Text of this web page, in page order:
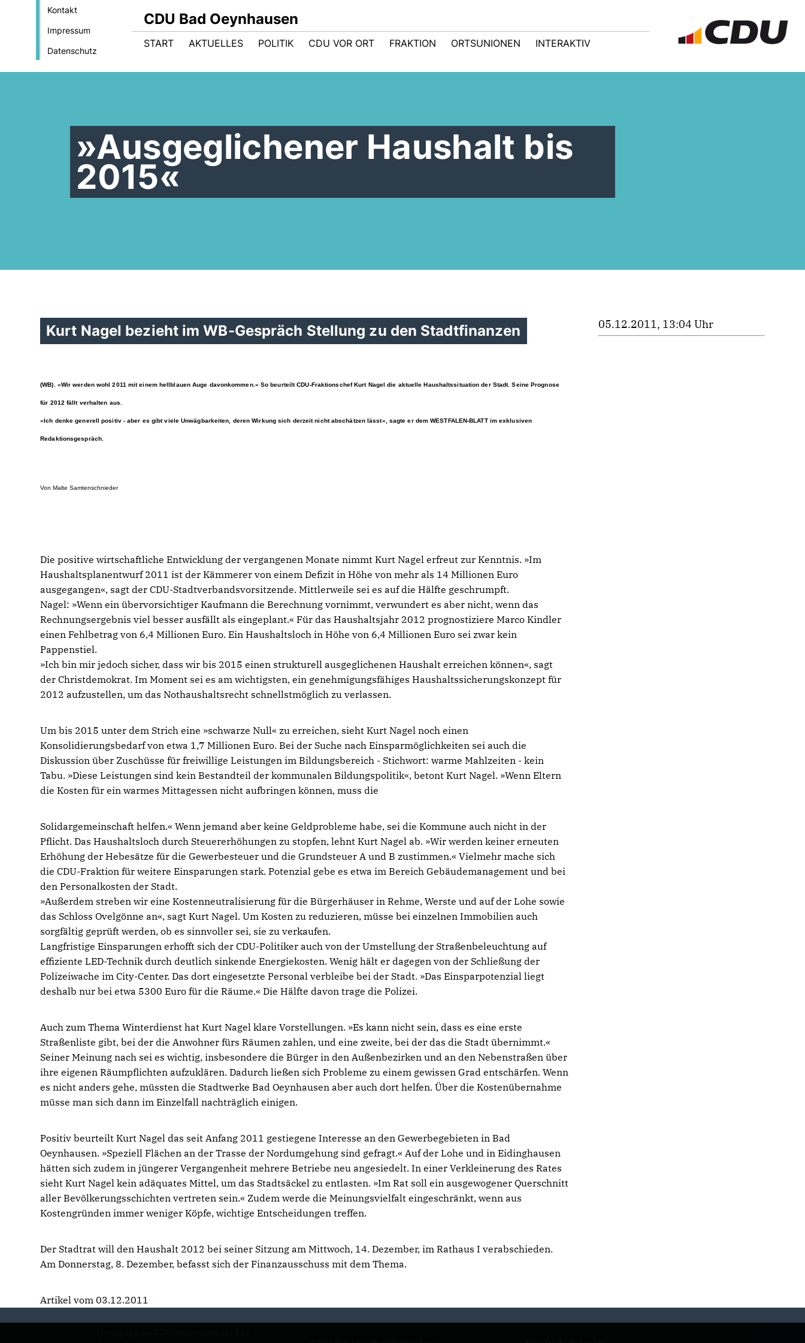
Kontakt
Impressum
Datenschutz
CDU Bad Oeynhausen
START AKTUELLES POLITIK CDU VOR ORT FRAKTION ORTSUNIONEN INTERAKTIV
»Ausgeglichener Haushalt bis
2015«
Kurt Nagel bezieht im WB-Gespräch Stellung zu den Stadtfinanzen
(WB). »Wir werden wohl 2011 mit einem hellblauen Auge davonkommen.« So beurteiltCDU-Fraktionschef Kurt Nagel die aktuelle Haushaltssituation der Stadt. Seine Prognose
für 2012 fällt verhalten aus.
»Ich denke generell positiv - aber es gibt viele Unwägbarkeiten, deren Wirkung sich derzeit nicht abschätzen lässt«, sagte er dem WESTFALEN-BLATT im exklusiven
Redaktionsgespräch.
Von Malte Samtenschnieder
Die positive wirtschaftliche Entwicklung der vergangenen Monate nimmt Kurt Nagel erfreut zur Kenntnis. »Im
Haushaltsplanentwurf 2011 ist der Kämmerer von einem Defizit in Höhe von mehr als 14 Millionen Euro
ausgegangen«, sagt der CDU-Stadtverbandsvorsitzende. Mittlerweile sei es auf die Hälfte geschrumpft.
Nagel: »Wenn ein übervorsichtiger Kaufmann die Berechnung vornimmt, verwundert es aber nicht, wenn das
Rechnungsergebnis viel besser ausfällt als eingeplant.« Für das Haushaltsjahr 2012 prognostiziere Marco Kindler
einen Fehlbetrag von 6,4 Millionen Euro. Ein Haushaltsloch in Höhe von 6,4 Millionen Euro sei zwar kein
Pappenstiel.
»Ich bin mir jedoch sicher, dass wir bis 2015 einen strukturell ausgeglichenen Haushalt erreichen können«, sagt
der Christdemokrat. Im Moment sei es am wichtigsten, ein genehmigungsfähiges Haushaltssicherungskonzept für
2012 aufzustellen, um das Nothaushaltsrecht schnellstmöglich zu verlassen.
Um bis 2015 unter dem Strich eine »schwarze Null« zu erreichen, sieht Kurt Nagel noch einen
Konsolidierungsbedarf von etwa 1,7 Millionen Euro. Bei der Suche nach Einsparmöglichkeiten sei auch die
Diskussion über Zuschüsse für freiwillige Leistungen im Bildungsbereich - Stichwort: warme Mahlzeiten - kein
Tabu. »Diese Leistungen sind kein Bestandteil der kommunalen Bildungspolitik«, betont Kurt Nagel. »Wenn Eltern
die Kosten für ein warmes Mittagessen nicht aufbringen können, muss die
Solidargemeinschaft helfen.« Wenn jemand aber keine Geldprobleme habe, sei die Kommune auch nicht in der
Pflicht. Das Haushaltsloch durch Steuererhöhungen zu stopfen, lehnt Kurt Nagel ab. »Wir werden keiner erneuten
Erhöhung der Hebesätze für die Gewerbesteuer und die Grundsteuer A und B zustimmen.« Vielmehr mache sich
die CDU-Fraktion für weitere Einsparungen stark. Potenzial gebe es etwa im Bereich Gebäudemanagement und bei
den Personalkosten der Stadt.
»Außerdem streben wir eine Kostenneutralisierung für die Bürgerhäuser in Rehme, Werste und auf der Lohe sowie
das Schloss Ovelgönne an«, sagt Kurt Nagel. Um Kosten zu reduzieren, müsse bei einzelnen Immobilien auch
sorgfältig geprüft werden, ob es sinnvoller sei, sie zu verkaufen.
Langfristige Einsparungen erhofft sich der CDU-Politiker auch von der Umstellung der Straßenbeleuchtung auf
effiziente LED-Technik durch deutlich sinkende Energiekosten. Wenig hält er dagegen von der Schließung der
Polizeiwache im City-Center. Das dort eingesetzte Personal verbleibe bei der Stadt. »Das Einsparpotenzial liegt
deshalb nur bei etwa 5300 Euro für die Räume.« Die Hälfte davon trage die Polizei.
Auch zum Thema Winterdienst hat Kurt Nagel klare Vorstellungen. »Es kann nicht sein, dass es eine erste
Straßenliste gibt, bei der die Anwohner fürs Räumen zahlen, und eine zweite, bei der das die Stadt übernimmt.«
Seiner Meinung nach sei es wichtig, insbesondere die Bürger in den Außenbezirken und an den Nebenstraßen über
ihre eigenen Räumpflichten aufzuklären. Dadurch ließen sich Probleme zu einem gewissen Grad entschärfen. Wenn
es nicht anders gehe, müssten die Stadtwerke Bad Oeynhausen aber auch dort helfen. Über die Kostenübernahme
müsse man sich dann im Einzelfall nachträglich einigen.
Positiv beurteilt Kurt Nagel das seit Anfang 2011 gestiegene Interesse an den Gewerbegebieten in Bad
Oeynhausen. »Speziell Flächen an der Trasse der Nordumgehung sind gefragt.« Auf der Lohe und in Eidinghausen
hätten sich zudem in jüngerer Vergangenheit mehrere Betriebe neu angesiedelt. In einer Verkleinerung des Rates
sieht Kurt Nagel kein adäquates Mittel, um das Stadtsäckel zu entlasten. »Im Rat soll ein ausgewogener Querschnitt
aller Bevölkerungsschichten vertreten sein.« Zudem werde die Meinungsvielfalt eingeschränkt, wenn aus
Kostengründen immer weniger Köpfe, wichtige Entscheidungen treffen.
Der Stadtrat will den Haushalt 2012 bei seiner Sitzung am Mittwoch, 14. Dezember, im Rathaus I verabschieden.
Am Donnerstag, 8. Dezember, befasst sich der Finanzausschuss mit dem Thema.
Artikel vom 03.12.2011
05.12.2011, 13:04 Uhr